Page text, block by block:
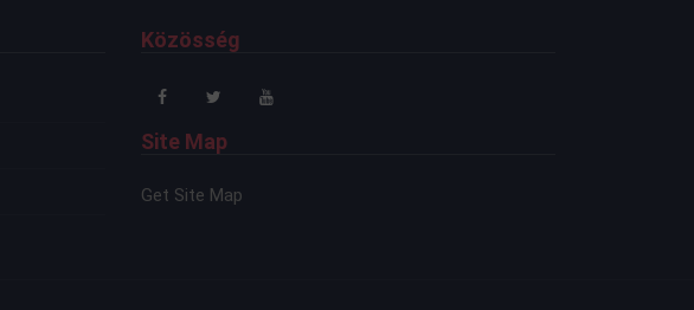
Közösség
Site Map
Get Site Map